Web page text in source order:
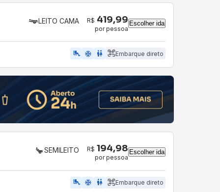
LEITO CAMA R$ 419,99
por pessoa
Escolher ida
airline_seat_legroom_extra ac_unit wc Embarque direto
SEMILEITO R$ 194,98
por pessoa
Escolher ida
airline_seat_legroom_extra ac_unit WC Embarque direto